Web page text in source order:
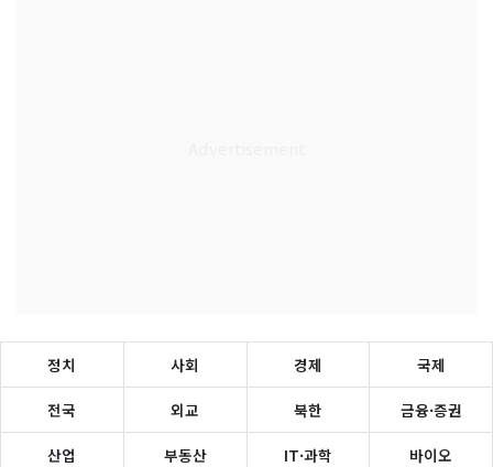
정치 사회 경제 국제
전국 외교 북한 금융·증권
산업 부동산 IT·과학 바이오